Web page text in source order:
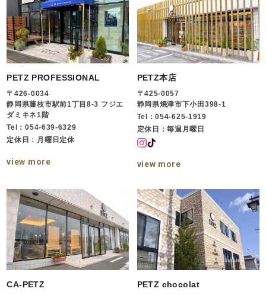
PETZ PROFESSIONAL
〒426-0034
静岡県藤枝市駅前1丁目8-3 フジエ
ダミキネ1階
Tel：054-639-6329
定休日：月曜日定休
view more
PETZ本店
〒425-0057
静岡県焼津市下小田398-1
Tel：054-625-1919
定休日：毎週月曜日
view more
CA-PETZ PETZ chocolat